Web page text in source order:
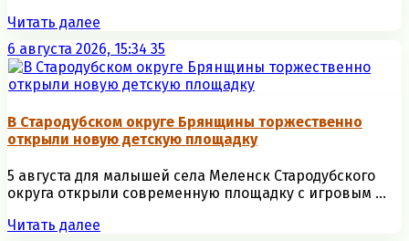
Читать далее
6 августа 2026, 15:34 35
В Стародубском округе Брянщины торжественно
открыли новую детскую площадку
5 августа для малышей села Меленск Стародубского
округа открыли современную площадку с игровым ...
Читать далее